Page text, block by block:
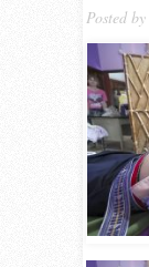
Posted by